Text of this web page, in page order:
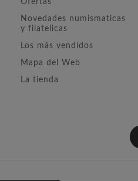
Ofertas
Novedades numismaticas
y filatelicas
Los más vendidos
Mapa del Web
La tienda